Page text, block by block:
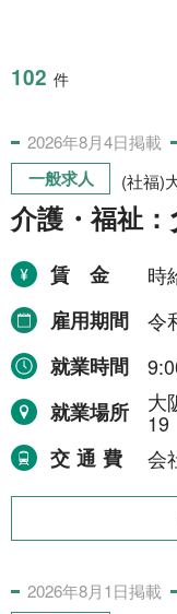
20日間
30日間
31日間
2ヶ月間
6ヶ月間
1年間
令和8年9月30日
令和8年12月31
令和9年2月28日
令和9年3月31日
期間の定めなし
102 件
2026年8月4日掲載
一般求人 (社福)
介護・福祉：
賃金
時
雇用期間
令
就業時間
就業場所
大
19
交通費
会
2026年8月1日掲載